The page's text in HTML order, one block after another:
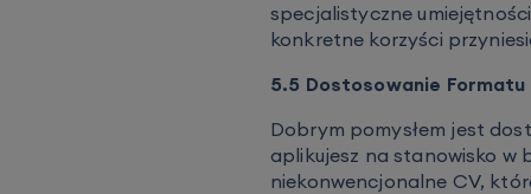
specjalistyczne
konkretne korzyści
5.5 Dostosowanie
Dobrym pomysłem jest
aplikujesz na stanowisko w
niekonwencjonalne CV,